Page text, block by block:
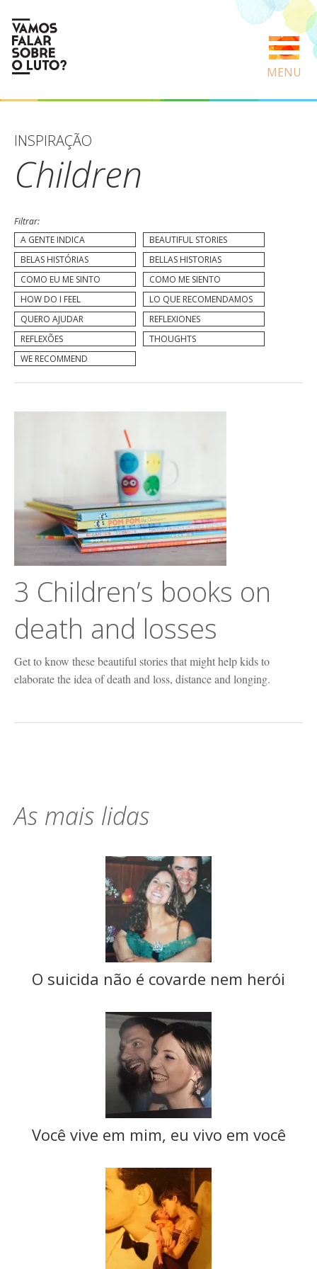
MENU
INSPIRAÇÃO
Children
Filtrar:
A GENTE INDICA
BEAUTIFUL STORIES
BELAS HISTÓRIAS
BELLAS HISTORIAS
COMO EU ME SINTO
COMO ME SIENTO
HOW DO I FEEL
LO QUE RECOMENDAMOS
QUERO AJUDAR
REFLEXIONES
REFLEXÕES
THOUGHTS
WE RECOMMEND
3 Children’s books on
death and losses
Get to know these beautiful stories that might help kids to
elaborate the idea of death and loss, distance and longing.
As mais lidas
O suicida não é covarde nem herói
Você vive em mim, eu vivo em você